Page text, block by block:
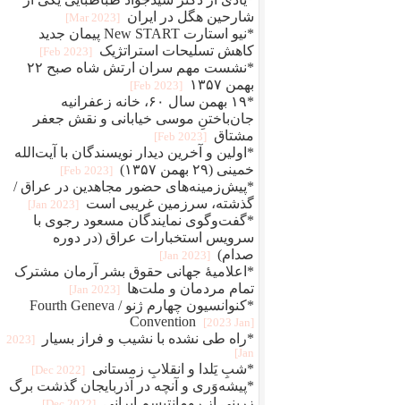
شارحین هگل در ایران
[2023 Mar]
*نیو استارت New START پیمان جدید
کاهش تسلیحات استراتژیک
[2023 Feb]
*نشست مهم سران ارتش شاه صبح ۲۲
بهمن ۱۳۵۷
[2023 Feb]
*۱۹ بهمن سال ۶۰، خانه زعفرانیه
جان‌باختنِ موسی خیابانی و نقش جعفر
مشتاق
[2023 Feb]
*اولین و آخرین دیدار نویسندگان با آیت‌الله
خمینی (۲۹ بهمن ۱۳۵۷)
[2023 Feb]
*پیش‌زمینه‌های حضور مجاهدین در عراق /
گذشته، سرزمین غریبی است
[2023 Jan]
*گفت‌وگوی نمایندگان مسعود رجوی با
سرویس استخبارات عراق (در دوره
صدام)
[2023 Jan]
*اعلامیهٔ جهانی حقوق بشر آرمان مشترک
تمام مردمان و ملت‌ها
[2023 Jan]
*کنوانسیون چهارم ژنو / Fourth Geneva
Convention
[2023 Jan]
*راه طی نشده با نشیب و فراز بسیار
[2023
Jan]
*شبِ یَلدا و انقلابِ زمستانی [2022 Dec]
*پیشه‌وَری و آنچه در آذربایجان گذشت برگ